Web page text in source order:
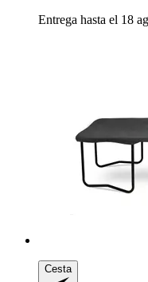
Entrega hasta el 18
Cesta